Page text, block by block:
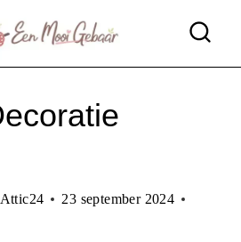
23 september 2024